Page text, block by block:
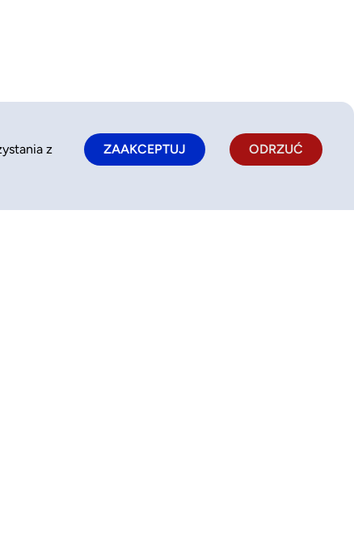
z
ZAAKCEPTUJ ODRZUĆ